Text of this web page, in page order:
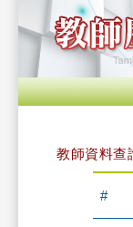
教師資料查
#